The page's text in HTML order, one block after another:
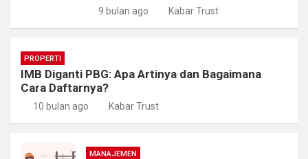
9 bulan ago Kabar Trust
PROPERTI
IMB Diganti PBG: Apa Artinya dan Bagaimana
Cara Daftarnya?
10 bulan ago Kabar Trust
MANAJEMEN